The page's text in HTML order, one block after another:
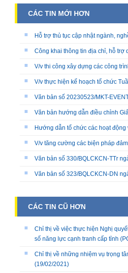
CÁC TIN MỚI HƠN
Hỗ trợ thủ tục cập nhật ngành,
Công khai thông tin địa chỉ, hỗ trợ
V/v thi công xây dựng các công
V/v thực hiện kế hoạch tổ chức
Văn bản số 20230523/MKT-
Văn bản hướng dẫn điều chỉnh
Hướng dẫn tổ chức các hoạt
V/v tăng cường các biện pháp
Văn bản số 330/BQLCKCN-TTr
Văn bản số 323/BQLCKCN-DN
CÁC TIN CŨ HƠN
Chỉ thị về việc thực hiện Nghị
số năng lực cạnh tranh cấp tỉnh
Chỉ thị về những nhiệm vụ trọng
(19/02/2021)